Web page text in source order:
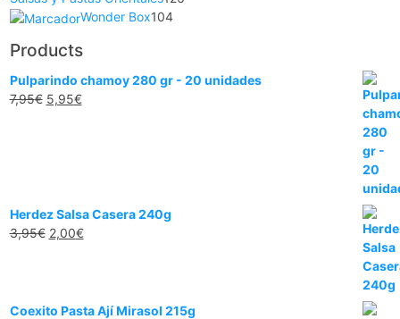
Wonder Box104
Products
Pulparindo chamoy 280 gr - 20 unidades
7,95€ 5,95€
Herdez Salsa Casera 240g
3,95€ 2,00€
Coexito Pasta Ají Mirasol 215g